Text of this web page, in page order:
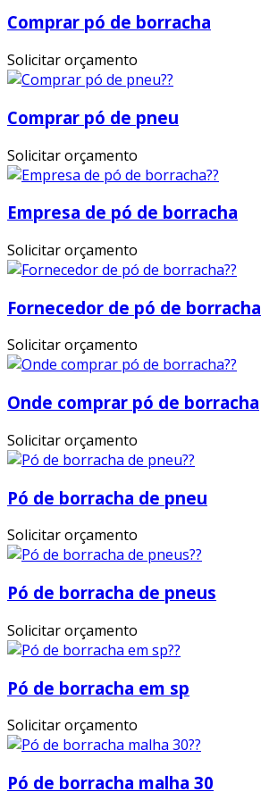
Comprar pó de borracha
Solicitar orçamento
Comprar pó de pneu
Solicitar orçamento
Empresa de pó de borracha
Solicitar orçamento
Fornecedor de pó de borracha
Solicitar orçamento
Onde comprar pó de borracha
Solicitar orçamento
Pó de borracha de pneu
Solicitar orçamento
Pó de borracha de pneus
Solicitar orçamento
Pó de borracha em sp
Solicitar orçamento
Pó de borracha malha 30